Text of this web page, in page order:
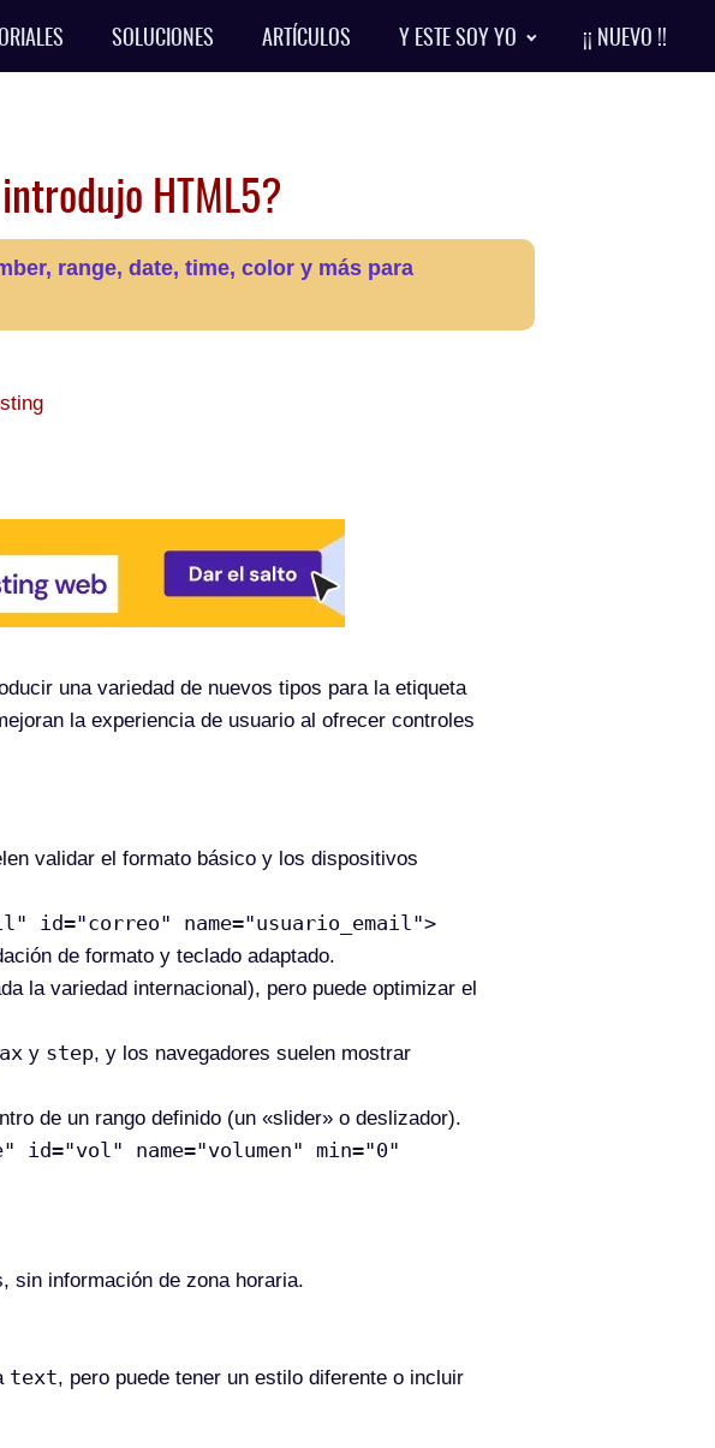
SOLUCIONES ARTÍCULOS Y ESTE SOY YO ¡¡ NUEVO !!
HTML5?
range, date, time, color y más para
una variedad de nuevos tipos para la etiqueta
la experiencia de usuario al ofrecer controles
validar el formato básico y los dispositivos
id="correo" name="usuario_email">
de formato y teclado adaptado.
la variedad internacional), pero puede optimizar el
y step, y los navegadores suelen mostrar
de un rango definido (un «slider» o deslizador).
name="volumen" min="0"
sin información de zona horaria.
text, pero puede tener un estilo diferente o incluir